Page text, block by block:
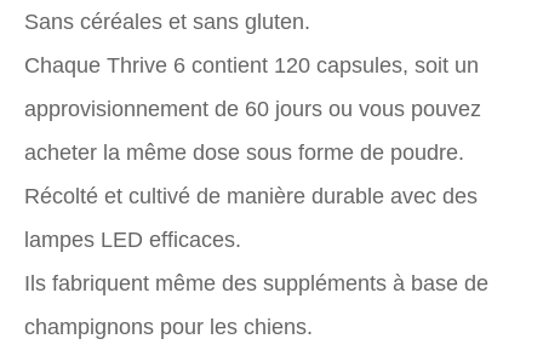
Sans céréales et sans gluten.
Chaque Thrive 6 contient 120 capsules, soit un
approvisionnement de 60 jours ou vous pouvez
acheter la même dose sous forme de poudre.
Récolté et cultivé de manière durable avec des
lampes LED efficaces.
Ils fabriquent même des suppléments à base de
champignons pour les chiens.